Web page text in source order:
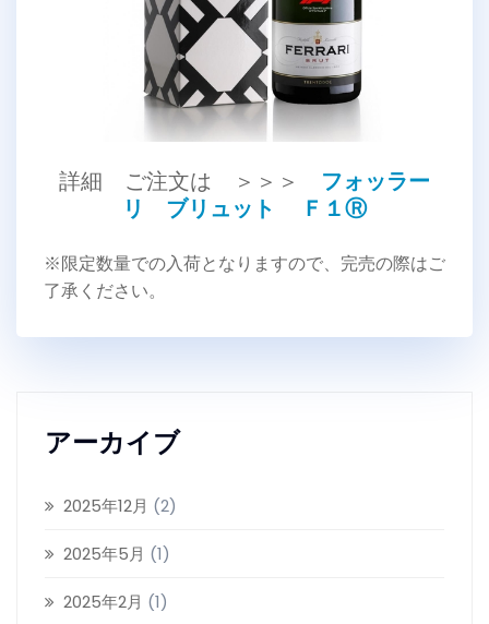
詳細 ご注文は ＞＞＞ フォッラー
リ ブリュット Ｆ１Ⓡ
※限定数量での入荷となりますので、完売の際はご
了承ください。
アーカイブ
2025年12月 (2)
2025年5月 (1)
2025年2月 (1)